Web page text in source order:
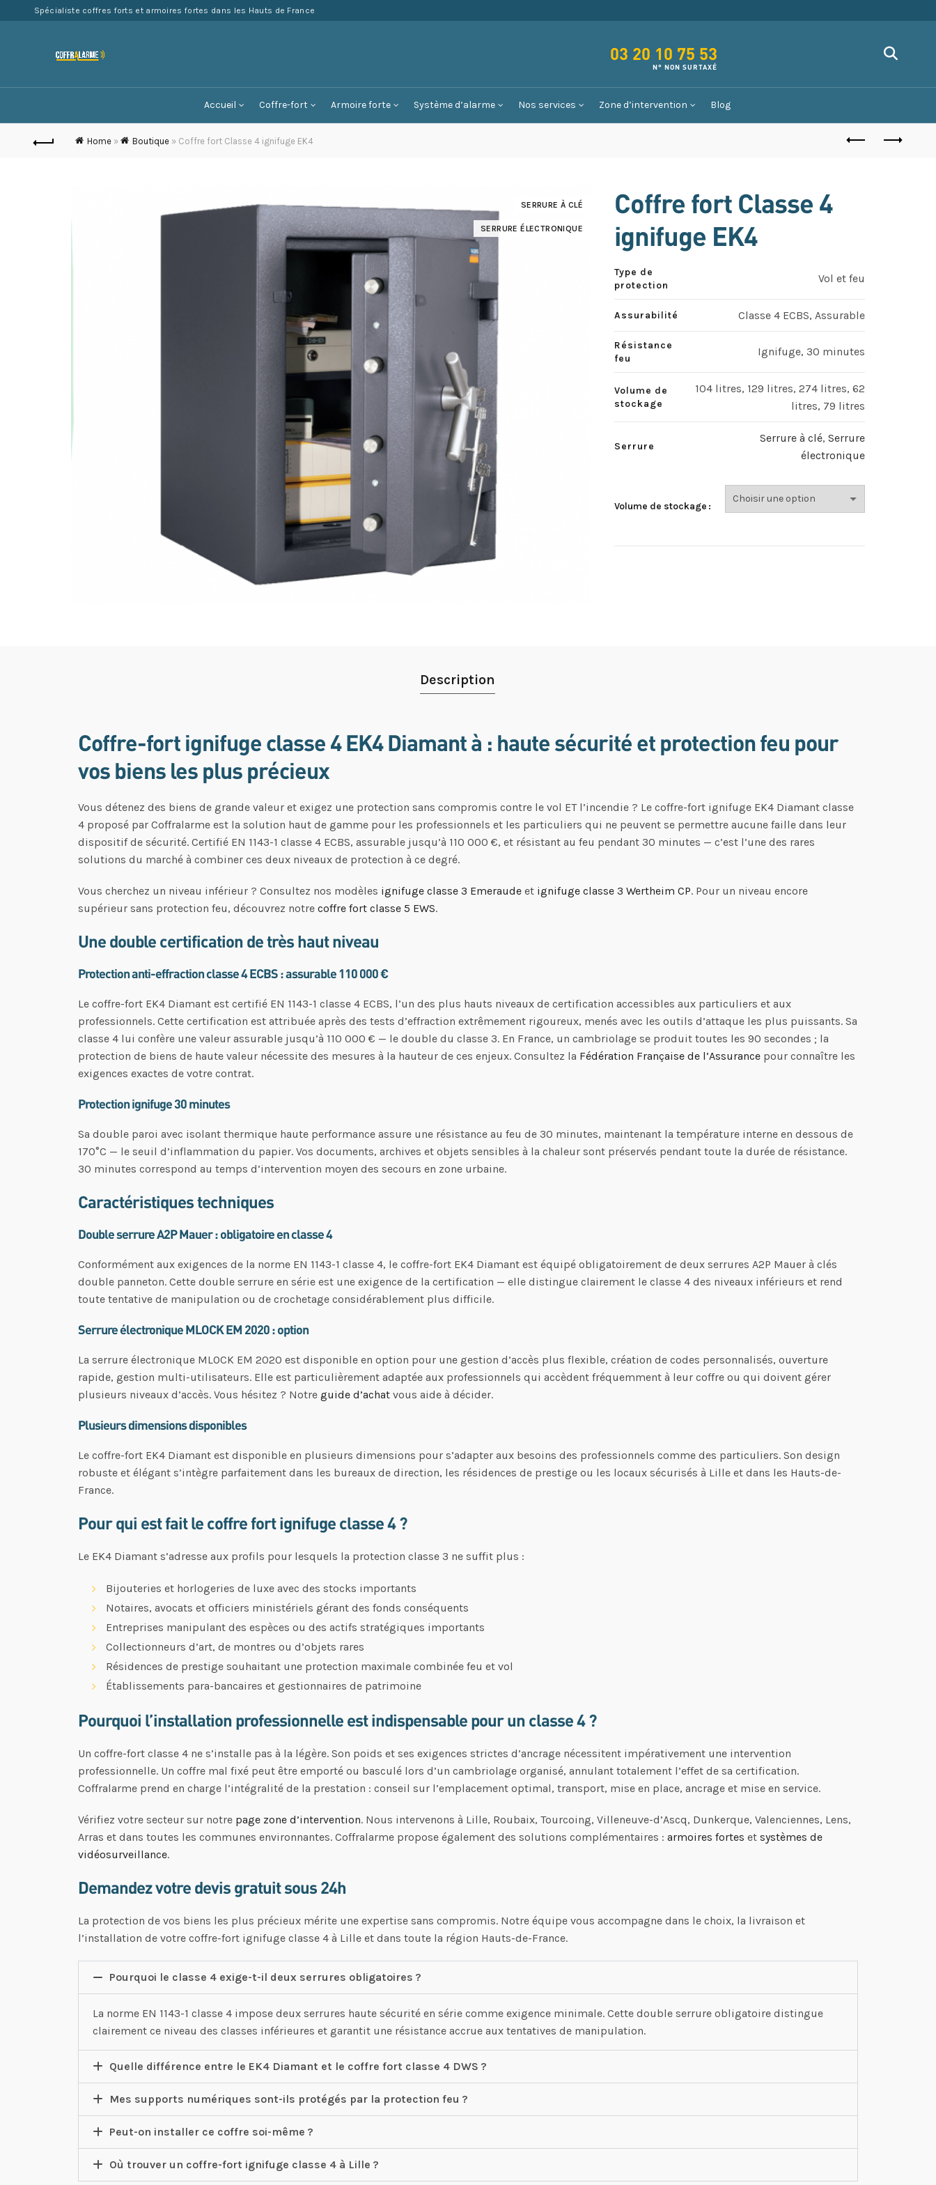
Spécialiste coffres forts et armoires fortes dans les Hauts de France
03 20 10 75 53
Accueil Coffre-fort Armoire forte Système d’alarme Nos services Zone d’intervention Blog
Home» Boutique» Coffre fort Classe 4 ignifuge EK4
SERRURE À CLÉ
SERRURE ÉLECTRONIQUE
Coffre fort Classe 4
ignifuge EK4
Type de
protection
Vol et feu
Assurabilité Classe 4 ECBS, Assurable
Résistance
feu
Ignifuge, 30 minutes
Volume de
stockage
104 litres, 129 litres, 274 litres, 62
litres, 79 litres
Serrure
Serrure à clé, Serrure
électronique
Volume de stockage
Description
Coffre-fort ignifuge classe 4 EK4 Diamant à : haute sécurité et protection feu pour
vos biens les plus précieux
Vous détenez des biens de grande valeur et exigez une protection sans compromis contre le vol ET l’incendie ? Le coffre-fort ignifuge EK4 Diamant classe
4 proposé par Coffralarme est la solution haut de gamme pour les professionnels et les particuliers qui ne peuvent se permettre aucune faille dans leur
dispositif de sécurité. Certifié EN 1143-1 classe 4 ECBS, assurable jusqu’à 110 000 €, et résistant au feu pendant 30 minutes — c’est l’une des rares
solutions du marché à combiner ces deux niveaux de protection à ce degré.
Vous cherchez un niveau inférieur ? Consultez nos modèles ignifuge classe 3 Emeraude et ignifuge classe 3 Wertheim CP. Pour un niveau encore
supérieur sans protection feu, découvrez notre coffre fort classe 5 EWS.
Une double certification de très haut niveau
Protection anti-effraction classe 4 ECBS : assurable 110 000 €
Le coffre-fort EK4 Diamant est certifié EN 1143-1 classe 4 ECBS, l’un des plus hauts niveaux de certification accessibles aux particuliers et aux
professionnels. Cette certification est attribuée après des tests d’effraction extrêmement rigoureux, menés avec les outils d’attaque les plus puissants. Sa
classe 4 lui confère une valeur assurable jusqu’à 110 000 € — le double du classe 3. En France, un cambriolage se produit toutes les 90 secondes ; la
protection de biens de haute valeur nécessite des mesures à la hauteur de ces enjeux. Consultez la Fédération Française de l’Assurance pour connaître les
exigences exactes de votre contrat.
Protection ignifuge 30 minutes
Sa double paroi avec isolant thermique haute performance assure une résistance au feu de 30 minutes, maintenant la température interne en dessous de
170°C — le seuil d’inflammation du papier. Vos documents, archives et objets sensibles à la chaleur sont préservés pendant toute la durée de résistance.
30 minutes correspond au temps d’intervention moyen des secours en zone urbaine.
Caractéristiques techniques
Double serrure A2P Mauer : obligatoire en classe 4
Conformément aux exigences de la norme EN 1143-1 classe 4, le coffre-fort EK4 Diamant est équipé obligatoirement de deux serrures A2P Mauer à clés
double panneton. Cette double serrure en série est une exigence de la certification — elle distingue clairement le classe 4 des niveaux inférieurs et rend
toute tentative de manipulation ou de crochetage considérablement plus difficile.
Serrure électronique MLOCK EM 2020 : option
La serrure électronique MLOCK EM 2020 est disponible en option pour une gestion d’accès plus flexible, création de codes personnalisés, ouverture
rapide, gestion multi-utilisateurs. Elle est particulièrement adaptée aux professionnels qui accèdent fréquemment à leur coffre ou qui doivent gérer
plusieurs niveaux d’accès. Vous hésitez ? Notre guide d’achat vous aide à décider.
Plusieurs dimensions disponibles
Le coffre-fort EK4 Diamant est disponible en plusieurs dimensions pour s’adapter aux besoins des professionnels comme des particuliers. Son design
robuste et élégant s’intègre parfaitement dans les bureaux de direction, les résidences de prestige ou les locaux sécurisés à Lille et dans les Hauts-de-
France.
Pour qui est fait le coffre fort ignifuge classe 4 ?
Le EK4 Diamant s’adresse aux profils pour lesquels la protection classe 3 ne suffit plus :
Bijouteries et horlogeries de luxe avec des stocks importants
Notaires, avocats et officiers ministériels gérant des fonds conséquents
Entreprises manipulant des espèces ou des actifs stratégiques importants
Collectionneurs d’art, de montres ou d’objets rares
Résidences de prestige souhaitant une protection maximale combinée feu et vol
Établissements para-bancaires et gestionnaires de patrimoine
Pourquoi l’installation professionnelle est indispensable pour un classe 4 ?
Un coffre-fort classe 4 ne s’installe pas à la légère. Son poids et ses exigences strictes d’ancrage nécessitent impérativement une intervention
professionnelle. Un coffre mal fixé peut être emporté ou basculé lors d’un cambriolage organisé, annulant totalement l’effet de sa certification.
Coffralarme prend en charge l’intégralité de la prestation : conseil sur l’emplacement optimal, transport, mise en place, ancrage et mise en service.
Vérifiez votre secteur sur notre page zone d’intervention. Nous intervenons à Lille, Roubaix, Tourcoing, Villeneuve-d’Ascq, Dunkerque, Valenciennes, Lens,
Arras et dans toutes les communes environnantes. Coffralarme propose également des solutions complémentaires : armoires fortes et systèmes de
vidéosurveillance.
Demandez votre devis gratuit sous 24h
La protection de vos biens les plus précieux mérite une expertise sans compromis. Notre équipe vous accompagne dans le choix, la livraison et
l’installation de votre coffre-fort ignifuge classe 4 à Lille et dans toute la région Hauts-de-France.
Pourquoi le classe 4 exige-t-il deux serrures obligatoires ?
La norme EN 1143-1 classe 4 impose deux serrures haute sécurité en série comme exigence minimale. Cette double serrure obligatoire distingue
clairement ce niveau des classes inférieures et garantit une résistance accrue aux tentatives de manipulation.
Quelle différence entre le EK4 Diamant et le coffre fort classe 4 DWS ?
Mes supports numériques sont-ils protégés par la protection feu ?
Peut-on installer ce coffre soi-même ?
Où trouver un coffre-fort ignifuge classe 4 à Lille ?